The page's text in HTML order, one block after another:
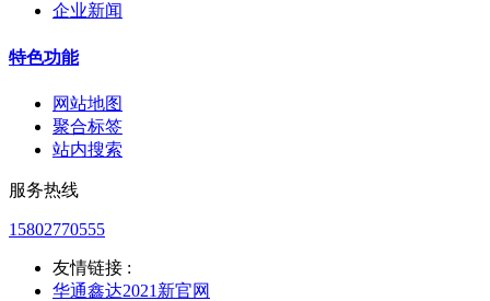
企业新闻
特色功能
网站地图
聚合标签
站内搜索
服务热线
15802770555
友情链接 :
华通鑫达2021新官网